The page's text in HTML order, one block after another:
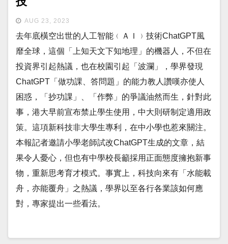
AUG 23, 2023
去年底橫空出世的人工智能﹙ＡＩ﹚技術ChatGPT風
靡全球，這個「上知天文下知地理」的機器人，不但在
投資界引起熱議，也在校園引起「波瀾」，學界發現
ChatGPT「做功課、答問題」的能力教人讚嘆亦使人
困惑，「抄功課」、「作弊」的爭議油然而生，針對此
事，港大早前宣布禁止學生使用，中大則研制定適用政
策。這項新科技非大學生專利，在中小學也惹來關注。
本報記者邀請小學老師試改ChatGPT生成的文章，結
果令人憂心，但也有中學校長籲採用正面態度擁抱新事
物，重新思考育才模式。事實上，科技向來有「水能載
舟，亦能覆舟」之熱議，學界以至各行各業該如何應
對，專家提出一些看法。